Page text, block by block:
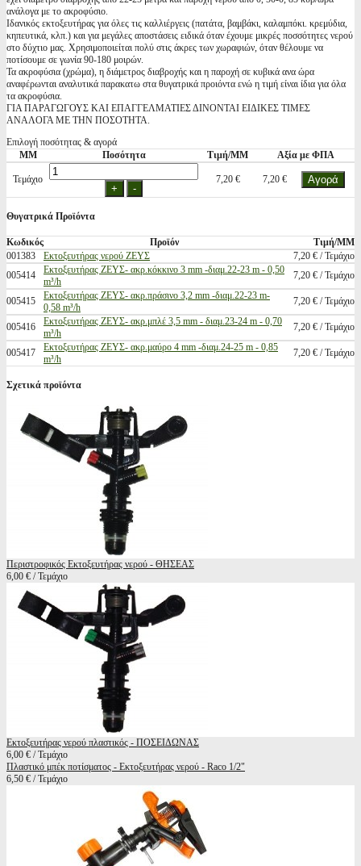
ανάλογα με το ακροφύσιο.
Ιδανικός εκτοξευτήρας για όλες τις καλλιέργεις (πατάτα, βαμβάκι, καλαμπόκι. κρεμύδια,
κηπευτικά, κλπ.) και για μεγάλες αποστάσεις ειδικά όταν έχουμε μικρές ποσσότητες νερού
στο δύχτιο μας. Χρησιμοποιείται πολύ στις άκρες των χωραφιών, όταν θέλουμε να
ποτίσουμε σε γωνία 90-180 μοιρών.
Τα ακροφύσια (χρώμα), η διάμετρος διαβροχής και η παροχή σε κυβικά ανα ώρα
αναφέρωνται αναλυτικά παρακατω στα θυγατρικά προιόντα ενώ η τιμή είναι ίδια για όλα
τα ακροφύσια.
ΓΙΑ ΠΑΡΑΓΩΓΟΥΣ ΚΑΙ ΕΠΑΓΓΕΛΜΑΤΙΕΣ ΔΙΝΟΝΤΑΙ ΕΙΔΙΚΕΣ ΤΙΜΕΣ
ΑΝΑΛΟΓΑ ΜΕ ΤΗΝ ΠΟΣΟΤΗΤΑ.
Επιλογή ποσότητας & αγορά
ΜΜ
Ποσότητα Τιμή/ΜΜ Αξία με ΦΠΑ
Τεμάχιο 7,20 € 7,20 €
Θυγατρικά Προϊόντα
Κωδικός Προϊόν
Τιμή/ΜΜ
001383
Εκτοξευτήρας νερού ΖΕΥΣ
7,20 € / Τεμάχιο
005414
Εκτοξευτήρας ΖΕΥΣ- ακρ.κόκκινο 3 mm -διαμ.22-23 m - 0,50
m³/h
7,20 € / Τεμάχιο
005415
Εκτοξευτήρας ΖΕΥΣ- ακρ.πράσινο 3,2 mm -διαμ.22-23 m-
0,58 m³/h
7,20 € / Τεμάχιο
005416
Εκτοξευτήρας ΖΕΥΣ- ακρ.μπλέ 3,5 mm - διαμ.23-24 m - 0,70
m³/h
7,20 € / Τεμάχιο
005417
Εκτοξευτήρας ΖΕΥΣ- ακρ.μαύρο 4 mm -διαμ.24-25 m - 0,85
m³/h
7,20 € / Τεμάχιο
Σχετικά προϊόντα
Περιστροφικός Εκτοξευτήρας νερού - ΘΗΣΕΑΣ
6,00 € / Τεμάχιο
Εκτοξευτήρας νερού πλαστικός - ΠΟΣΕΙΔΩΝΑΣ
6,00 € / Τεμάχιο
Πλαστικό μπέκ ποτίσματος - Εκτοξευτήρας νερού - Raco 1/2"
6,50 € / Τεμάχιο